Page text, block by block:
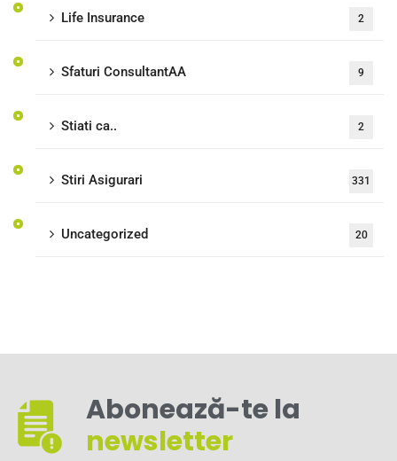
Life Insurance 2
Sfaturi ConsultantAA 9
Stiati ca.. 2
Stiri Asigurari 331
Uncategorized 20
Abonează-te la
newsletter